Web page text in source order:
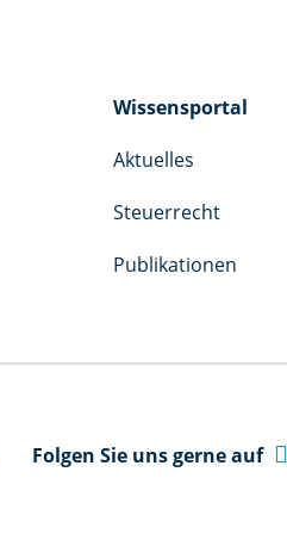
Wissensportal
Aktuelles
Steuerrecht
Publikationen
Folgen Sie uns gerne auf 